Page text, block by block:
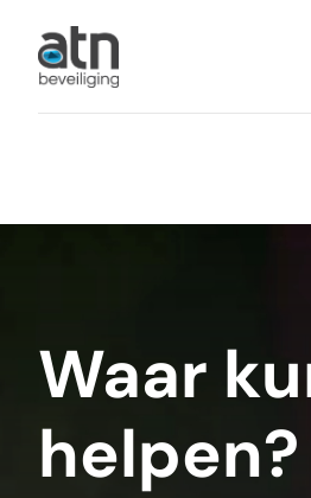
Waar
helpen?